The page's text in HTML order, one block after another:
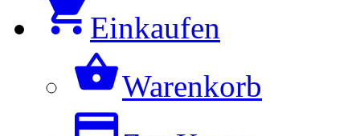
Einkaufen
Warenkorb